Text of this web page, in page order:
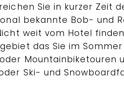
Sie in kurzer Zeit
bekannte Bob- und
weit vom Hotel
das Sie im
Mountainbiketouren
Ski- und